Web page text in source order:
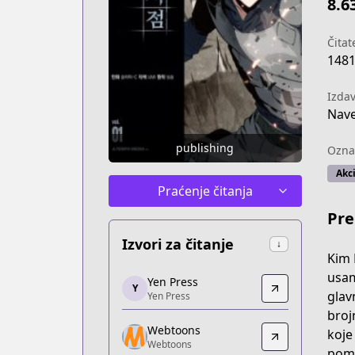
publishing
Praćenje čitanja
Izvori za čitanje ↓
Yen Press
Yen Press
https://yenpress.com/series/
Webtoons
Y Yen Press
Yen Press
Webtoons
Webtoons
Kim